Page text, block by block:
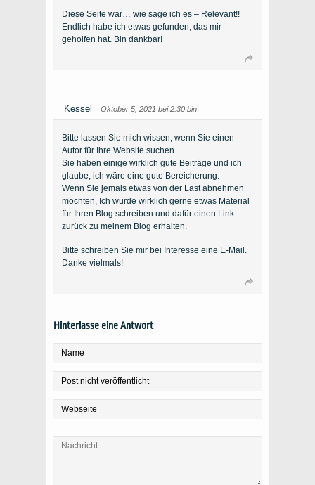
Diese Seite war… wie sage ich es – Relevant!!
Endlich habe ich etwas gefunden, das mir
geholfen hat. Bin dankbar!
Kessel Oktober 5, 2021 bei 2:30 bin
Bitte lassen Sie mich wissen, wenn Sie einen
Autor für Ihre Website suchen.
Sie haben einige wirklich gute Beiträge und ich
glaube, ich wäre eine gute Bereicherung.
Wenn Sie jemals etwas von der Last abnehmen
möchten, Ich würde wirklich gerne etwas Material
für Ihren Blog schreiben und dafür einen Link
zurück zu meinem Blog erhalten.
Bitte schreiben Sie mir bei Interesse eine E-Mail.
Danke vielmals!
Hinterlasse eine Antwort